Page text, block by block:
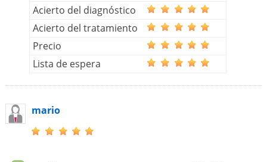
Acierto del diagnóstico
Acierto del tratamiento
Precio
Lista de espera
mario